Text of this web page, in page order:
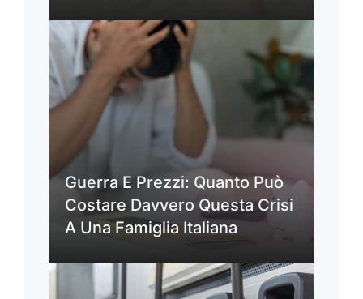
Guerra E Prezzi: Quanto Può
Costare Davvero Questa Crisi
A Una Famiglia Italiana